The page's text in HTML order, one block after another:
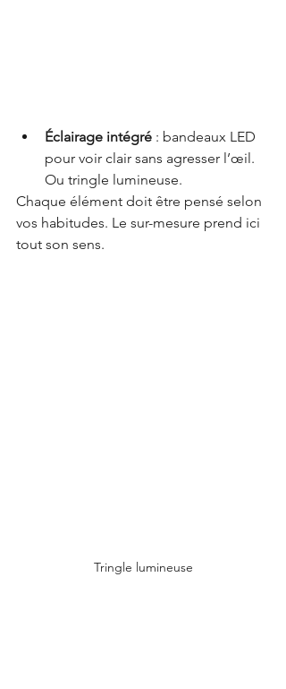
Éclairage intégré : bandeaux LED
pour voir clair sans agresser l’œil.
Ou tringle lumineuse.
Chaque élément doit être pensé selon
vos habitudes. Le sur-mesure prend ici
tout son sens.
Tringle lumineuse